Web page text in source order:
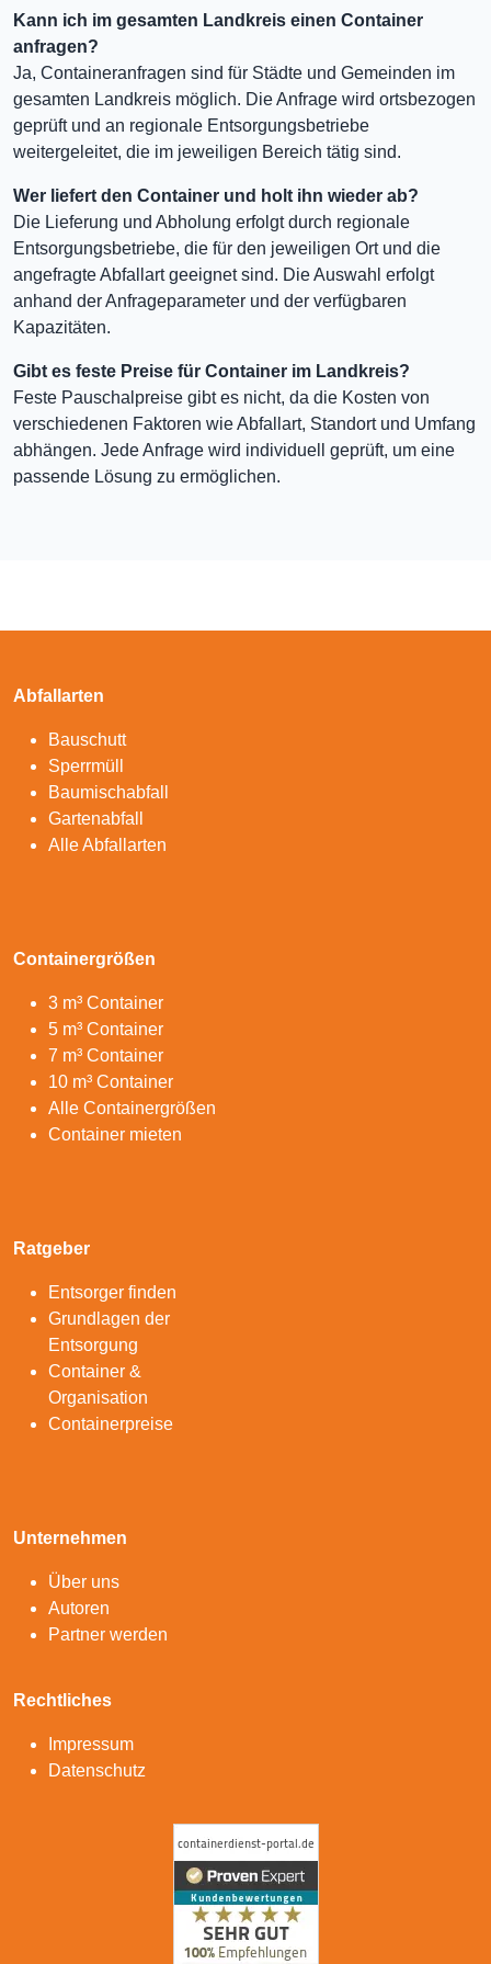
Kann ich im gesamten Landkreis einen Container
anfragen?
Ja, Containeranfragen sind für Städte und Gemeinden im
gesamten Landkreis möglich. Die Anfrage wird ortsbezogen
geprüft und an regionale Entsorgungsbetriebe
weitergeleitet, die im jeweiligen Bereich tätig sind.
Wer liefert den Container und holt ihn wieder ab?
Die Lieferung und Abholung erfolgt durch regionale
Entsorgungsbetriebe, die für den jeweiligen Ort und die
angefragte Abfallart geeignet sind. Die Auswahl erfolgt
anhand der Anfrageparameter und der verfügbaren
Kapazitäten.
Gibt es feste Preise für Container im Landkreis?
Feste Pauschalpreise gibt es nicht, da die Kosten von
verschiedenen Faktoren wie Abfallart, Standort und Umfang
abhängen. Jede Anfrage wird individuell geprüft, um eine
passende Lösung zu ermöglichen.
Abfallarten
Bauschutt
Sperrmüll
Baumischabfall
Gartenabfall
Alle Abfallarten
Containergrößen
3 m³ Container
5 m³ Container
7 m³ Container
10 m³ Container
Alle Containergrößen
Container mieten
Ratgeber
Entsorger finden
Grundlagen der
Entsorgung
Container &
Organisation
Containerpreise
Unternehmen
Über uns
Autoren
Partner werden
Rechtliches
Impressum
Datenschutz